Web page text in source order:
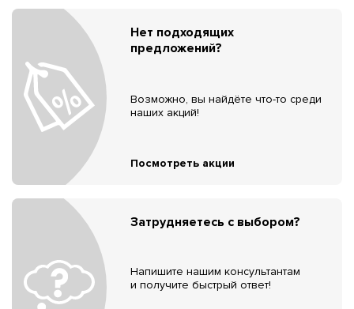
Нет подходящих
предложений?
Возможно, вы найдёте что-то среди
наших акций!
Посмотреть акции
Затрудняетесь с выбором?
Напишите нашим консультантам
и получите быстрый ответ!